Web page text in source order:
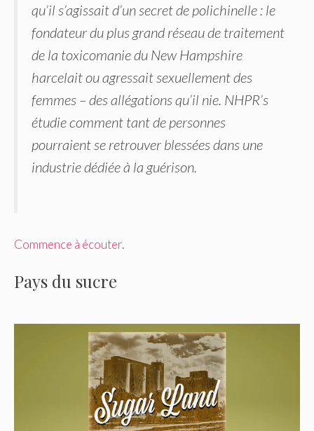
qu’il s’agissait d’un secret de polichinelle : le
fondateur du plus grand réseau de traitement
de la toxicomanie du New Hampshire
harcelait ou agressait sexuellement des
femmes – des allégations qu’il nie. NHPR’s
étudie comment tant de personnes
pourraient se retrouver blessées dans une
industrie dédiée à la guérison.
Commence à écouter.
Pays du sucre